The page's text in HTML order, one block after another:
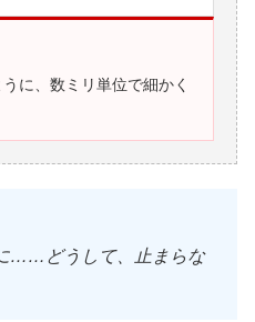
に、数ミリ単位で細かく
……どうして、止まらな